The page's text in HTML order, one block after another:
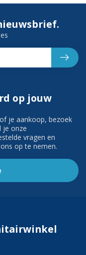
op jouw
je aankoop, bezoek
je onze
vragen en
op te nemen.